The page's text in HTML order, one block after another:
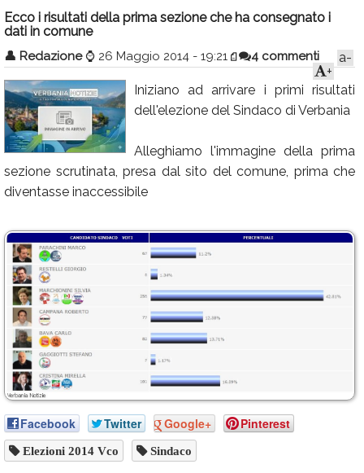
Sport
Info Utili
Rubriche
Calendario
Annunci
Ecco i risultati della prima sezione che ha consegnato i
dati in comune
👤 Redazione ⌚ 26 Maggio 2014 - 19:21 4 commenti
a-
+
Iniziano ad arrivare i primi risultati
dell'elezione del Sindaco di Verbania
Alleghiamo l'immagine della prima
sezione scrutinata, presa dal sito del comune, prima che
diventasse inaccessibile
Facebook Twitter Google+ Pinterest
Elezioni 2014 Vco Sindaco